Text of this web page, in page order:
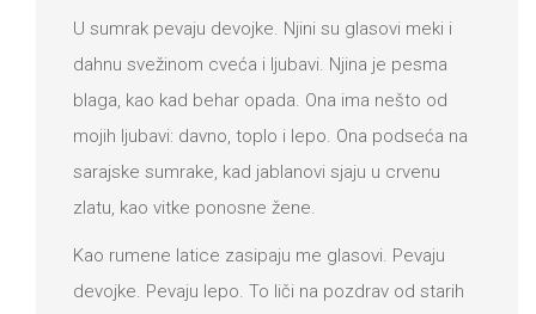
U sumrak pevaju devojke. Njini su glasovi meki i
dahnu svežinom cveća i ljubavi. Njina je pesma
blaga, kao kad behar opada. Ona ima nešto od
mojih ljubavi: davno, toplo i lepo. Ona podseća na
sarajske sumrake, kad jablanovi sjaju u crvenu
zlatu, kao vitke ponosne žene.
Kao rumene latice zasipaju me glasovi. Pevaju
devojke. Pevaju lepo. To liči na pozdrav od starih